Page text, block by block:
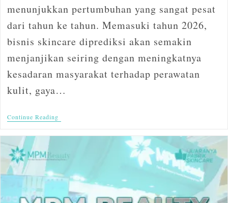
menunjukkan pertumbuhan yang sangat pesat
dari tahun ke tahun. Memasuki tahun 2026,
bisnis skincare diprediksi akan semakin
menjanjikan seiring dengan meningkatnya
kesadaran masyarakat terhadap perawatan
kulit, gaya…
Continue Reading